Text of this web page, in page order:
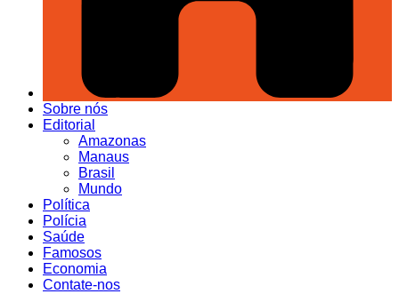
Sobre nós
Editorial
Amazonas
Manaus
Brasil
Mundo
Política
Polícia
Saúde
Famosos
Economia
Contate-nos